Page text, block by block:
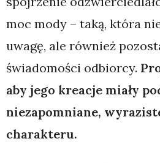
moc mody – taką, która
uwagę, ale również
świadomości odbiorcy.
aby jego kreacje miały
niezapomniane,
charakteru.